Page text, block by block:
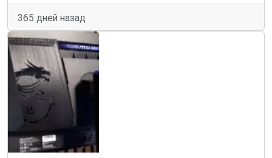
365 дней назад